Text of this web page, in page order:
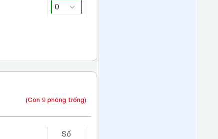
(Còn 9 phòng trống)
Số